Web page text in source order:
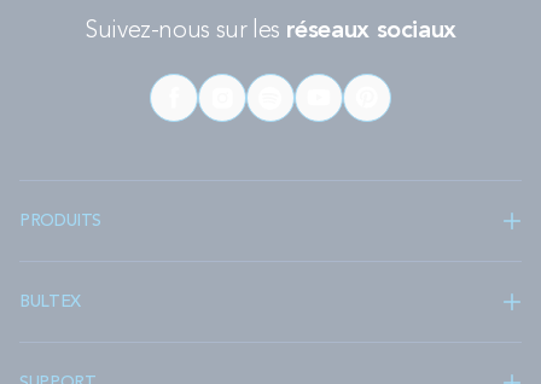
Suivez-nous sur les réseaux sociaux
PRODUITS
BULTEX